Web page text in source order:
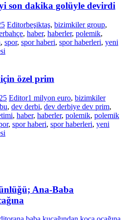
son dakika golüyle devirdi
Editorbeşiktaş, bizimkiler group,
, haber, haberler, polemik,
, spor, spor haberi, spor haberleri, yeni
özel prim
Editor1 milyon euro, bizimkiler
, dev derbi, dev derbiye dev prim,
, haber, haberler, polemik, polemik
, spor haberi, spor haberleri, yeni
Ana-Baba